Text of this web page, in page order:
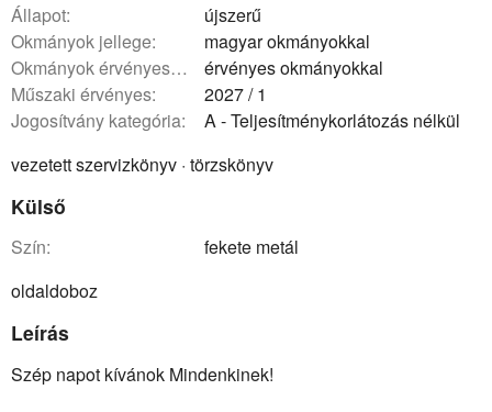
állapot:
újszerű
okmányok jellege:
magyar okmányokkal
okmányok érvényessége:
érvényes okmányokkal
műszaki érvényes:
2027 / 1
Jogosítvány kategória:
A - Teljesítménykorlátozás nélkül
vezetett szervizkönyv · törzskönyv
Külső
szín:
fekete metál
oldaldoboz
Leírás
Szép napot kívánok Mindenkinek!